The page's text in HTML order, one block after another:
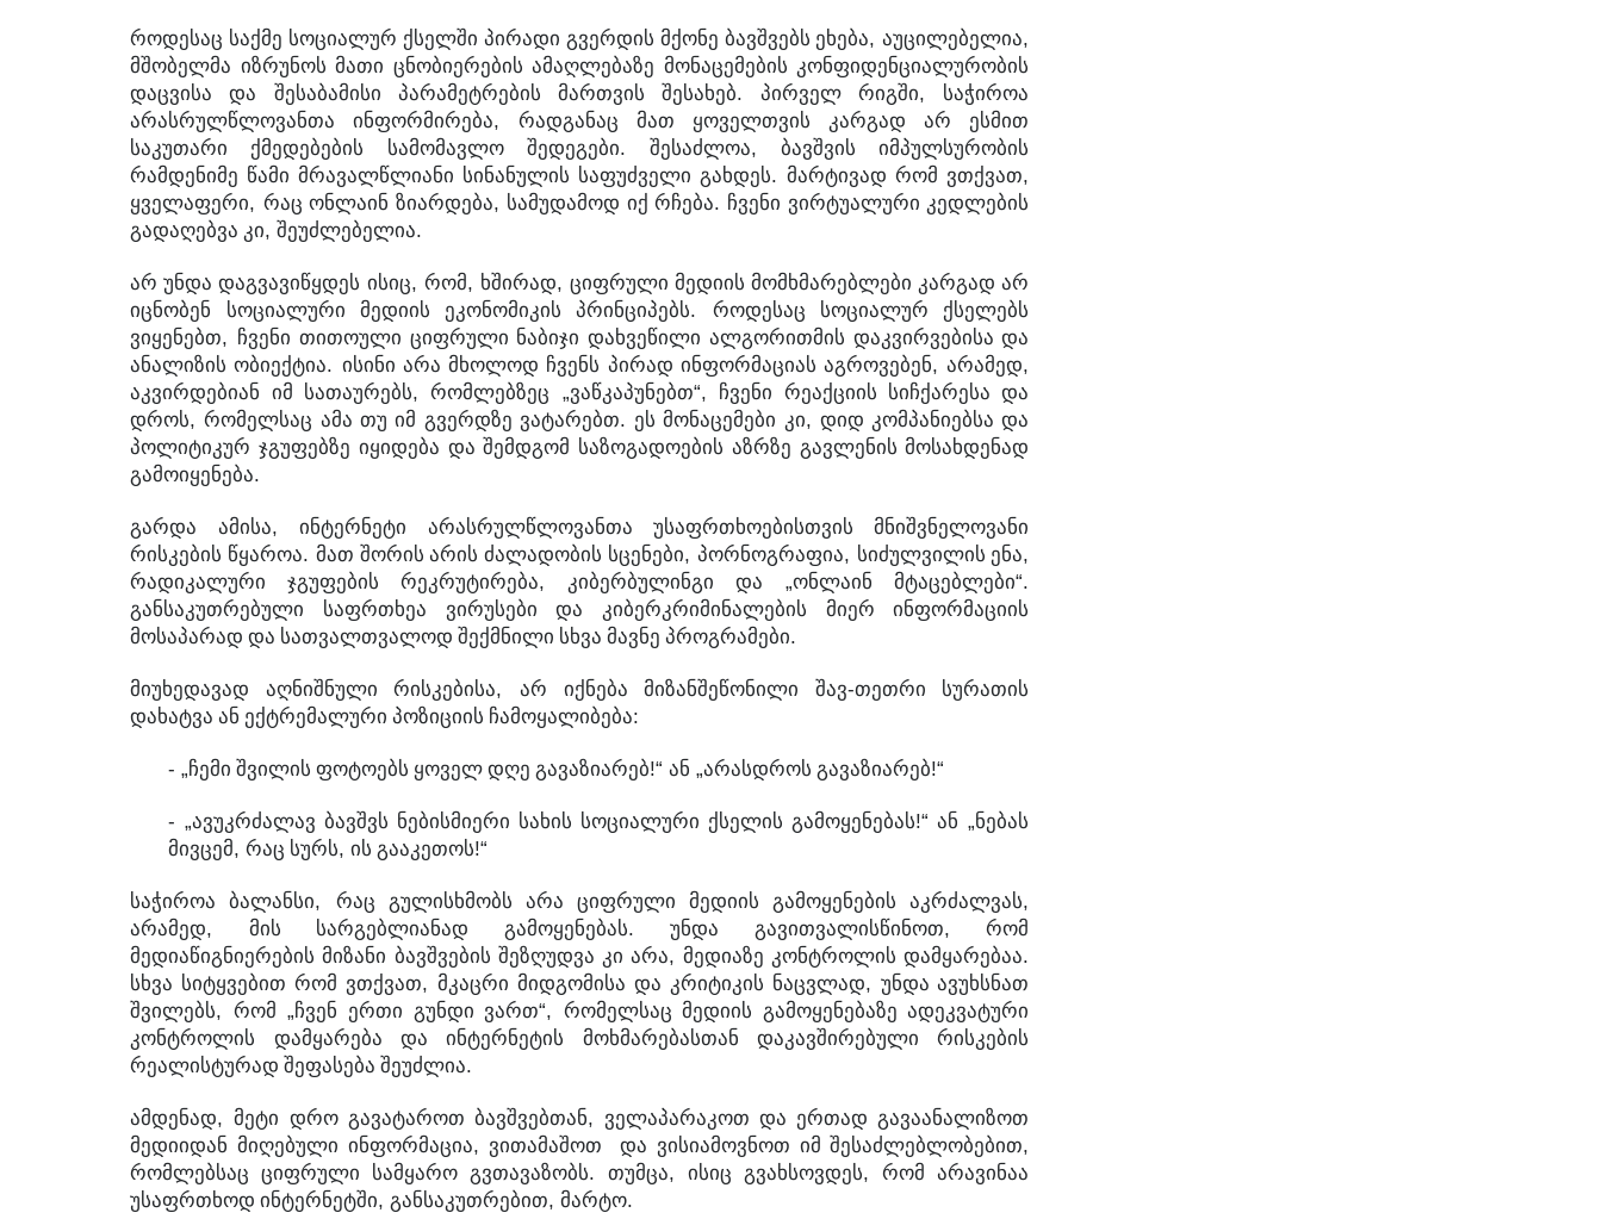
როდესაც საქმე სოციალურ ქსელში პირადი გვერდის მქონე ბავშვებს ეხება,აუცილებელია,
მშობელმა იზრუნოს მათი ცნობიერების ამაღლებაზე მონაცემების კონფიდენციალურობის
დაცვისა
და შესაბამისი პარამეტრების მართვის შესახებ.პირველ რიგში, საჭიროა
არასრულწლოვანთა
ინფორმირება,რადგანაც მათ ყოველთვის კარგად არ
ესმით
საკუთარი
ქმედებების სამომავლო შედეგები.შესაძლოა,ბავშვის
იმპულსურობის
რამდენიმე წამი მრავალწლიანი სინანულის საფუძველი გახდეს.მარტივად რომ ვთქვათ,
ყველაფერი, რაც ონლაინ ზიარდება, სამუდამოდ იქ რჩება. ჩვენი ვირტუალური კედლების
გადაღებვა კი,შეუძლებელია.
არ უნდა დაგვავიწყდეს ისიც, რომ, ხშირად, ციფრული მედიის მომხმარებლები კარგად არ
იცნობენ
სოციალური მედიის ეკონომიკის პრინციპებს. როდესაც სოციალურ
ქსელებს
ვიყენებთ, ჩვენი თითოული ციფრული ნაბიჯი დახვეწილი ალგორითმის დაკვირვებისა და
ანალიზის ობიექტია. ისინი არა მხოლოდ ჩვენს პირად ინფორმაციას აგროვებენ,არამედ,
აკვირდებიან იმ სათაურებს,რომლებზეც „ვაწკაპუნებთ“, ჩვენი რეაქციის სიჩქარესა და
დროს,რომელსაც ამა თუ იმ გვერდზე ვატარებთ. ეს მონაცემები კი, დიდ კომპანიებსა და
პოლიტიკურ ჯგუფებზე იყიდება და შემდგომ საზოგადოების აზრზე გავლენის მოსახდენად
გამოიყენება.
გარდა ამისა,ინტერნეტი არასრულწლოვანთა უსაფრთხოებისთვის
მნიშვნელოვანი
რისკების წყაროა. მათ შორის არის ძალადობის სცენები, პორნოგრაფია, სიძულვილის ენა,
რადიკალური ჯგუფების რეკრუტირება, კიბერბულინგი და „ონლაინ მტაცებლები“.
განსაკუთრებული საფრთხეა ვირუსები და კიბერკრიმინალების მიერ
ინფორმაციის
მოსაპარად და სათვალთვალოდ შექმნილი სხვა მავნე პროგრამები.
მიუხედავად აღნიშნული რისკებისა, არ იქნება მიზანშეწონილი შავ-თეთრი
სურათის
დახატვა ან ექტრემალური პოზიციის ჩამოყალიბება:
- „ჩემი შვილის ფოტოებს ყოველ დღე გავაზიარებ!“ან „არასდროს გავაზიარებ!“
- „ავუკრძალავ ბავშვს ნებისმიერი სახის სოციალური ქსელის გამოყენებას!“ან „ნებას
მივცემ,რაც სურს,ის გააკეთოს!“
საჭიროა ბალანსი, რაც გულისხმობს არა ციფრული მედიის გამოყენების აკრძალვას,
არამედ, მის სარგებლიანად გამოყენებას.უნდა გავითვალისწინოთ,რომ
მედიაწიგნიერების მიზანი ბავშვების შეზღუდვა კი არა,მედიაზე კონტროლის დამყარებაა.
სხვა სიტყვებით რომ ვთქვათ, მკაცრი მიდგომისა და კრიტიკის ნაცვლად, უნდა ავუხსნათ
შვილებს, რომ „ჩვენ ერთი გუნდი ვართ“, რომელსაც მედიის გამოყენებაზე ადეკვატური
კონტროლის
დამყარება და ინტერნეტის მოხმარებასთან დაკავშირებული
რისკების
რეალისტურად შეფასება შეუძლია.
ამდენად,მეტი დრო გავატაროთ ბავშვებთან, ველაპარაკოთ და ერთად გავაანალიზოთ
მედიიდან მიღებული ინფორმაცია, ვითამაშოთ და ვისიამოვნოთ იმ შესაძლებლობებით,
რომლებსაც ციფრული სამყარო გვთავაზობს.თუმცა,ისიც გვახსოვდეს,რომ
არავინაა
უსაფრთხოდ ინტერნეტში,განსაკუთრებით,მარტო.